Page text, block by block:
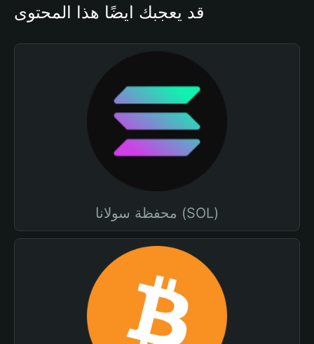
قد يعجبك أيضًا هذا المحتوى
محفظة سولانا (SOL)